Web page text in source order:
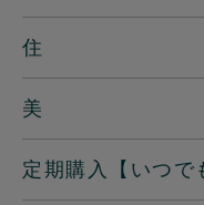
住
美
定期購入【いつで